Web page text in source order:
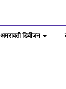
अमरावती डिवीजन